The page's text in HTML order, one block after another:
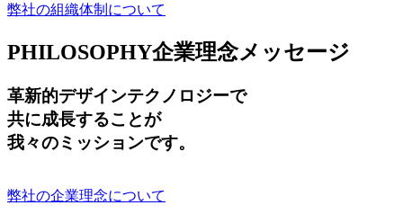
弊社の組織体制について
PHILOSOPHY企業理念メッセージ
革新的デザインテクノロジーで
共に成長することが
我々のミッションです。
弊社の企業理念について